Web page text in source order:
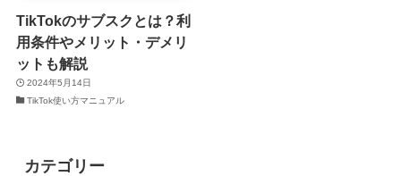
TikTokのサブスクとは？利
用条件やメリット・デメリ
ットも解説
2024年5月14日
TikTok使い方マニュアル
カテゴリー